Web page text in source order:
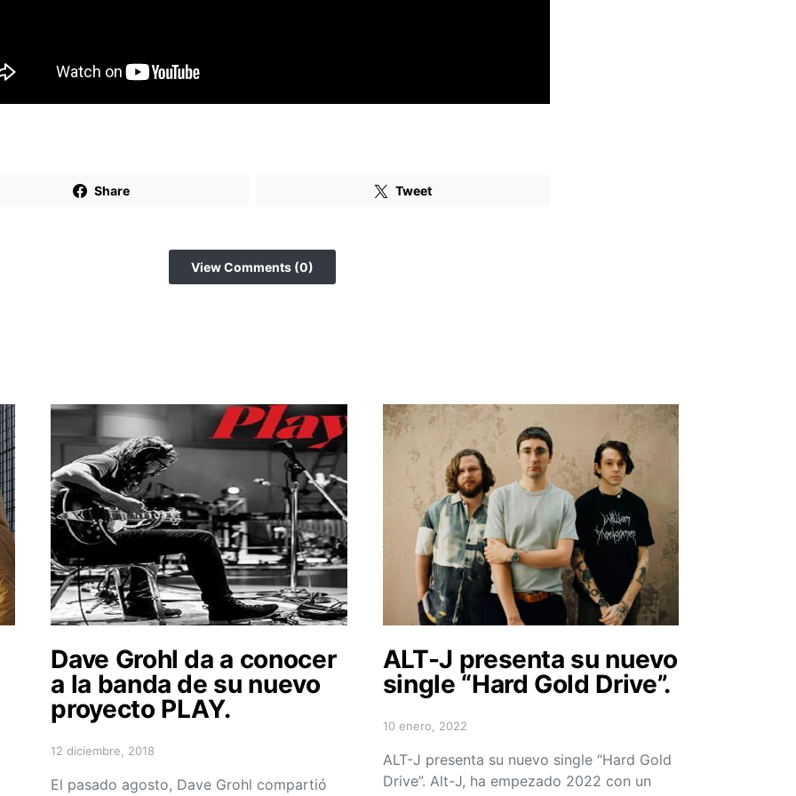
Share Tweet
View Comments (0)
Dave Grohl da a conocer
a la banda de su nuevo
proyecto PLAY.
Posted on
12 diciembre, 2018
El pasado agosto, Dave Grohl compartió
ALT-J presenta su nuevo
single “Hard Gold Drive”.
Posted on
10 enero, 2022
ALT-J presenta su nuevo single “Hard Gold
Drive”. Alt-J, ha empezado 2022 con un